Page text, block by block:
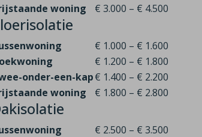
woning
€ 3.000 – € 4.500
€ 1.000 – € 1.600
€ 1.200 – € 1.800
onder-een-kap€ 1.400 – € 2.200
woning
€ 1.800 – € 2.800
€ 2.500 – € 3.500